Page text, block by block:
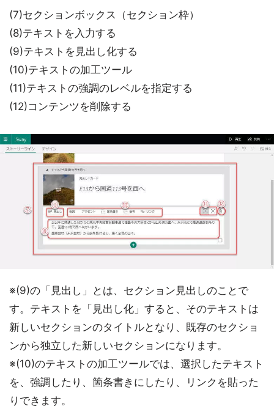
(7)セクションボックス（セクション枠）
(8)テキストを入力する
(9)テキストを見出し化する
(10)テキストの加工ツール
(11)テキストの強調のレベルを指定する
(12)コンテンツを削除する
※(9)の「見出し」とは、セクション見出しのことで
す。テキストを「見出し化」すると、そのテキストは
新しいセクションのタイトルとなり、既存のセクショ
ンから独立した新しいセクションになります。
※(10)のテキストの加工ツールでは、選択したテキスト
を、強調したり、箇条書きにしたり、リンクを貼った
りできます。